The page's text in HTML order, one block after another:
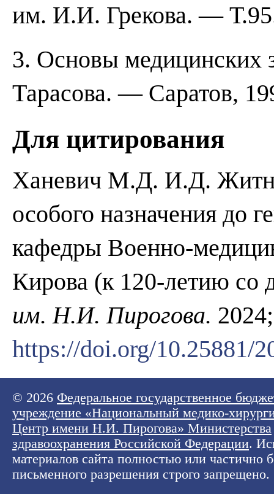
им. И.И. Грекова. —
3. Основы
Тарасова. — Саратов,
Для цитирования
Ханевич М.Д. И.Д.
особого назначения до
кафедры Военно-
Кирова (к 120-летию со
им. Н.И. Пирогова.
https://doi.org/10.25881/
© 2026 Федеральное государственное
учреждение «Национальный медико-
Центр имени Н.И. Пирогова» Министерства
здравоохранения Российской Федерации.
материалов сайта полностью или частично
письменного разрешения строго запрещено.